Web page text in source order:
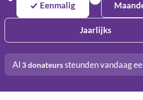
Eenmalig
Jaarlijks
Al 3 donateurs steunden vandaag